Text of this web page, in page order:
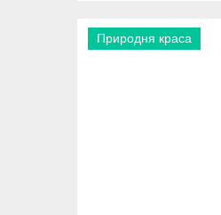
Природня краса